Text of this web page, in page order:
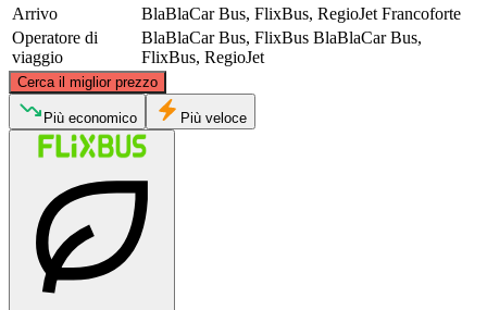
Arrivo
BlaBlaCar Bus, FlixBus, RegioJet Francoforte
Operatore di
viaggio
BlaBlaCar Bus, FlixBus BlaBlaCar Bus,
FlixBus, RegioJet
Cerca il miglior prezzo
Frankfurt
©CARTO
Più economico Più veloce